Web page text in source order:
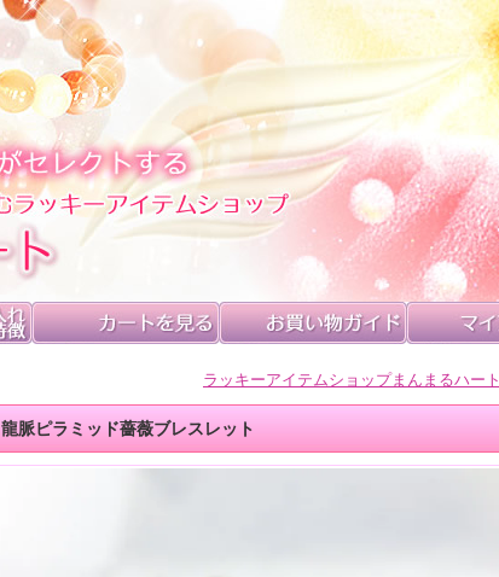
ラッキーアイテムショップまんまるハート
龍脈ピラミッド薔薇ブレスレット